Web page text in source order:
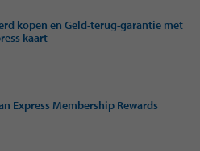
kopen en Geld-terug-garantie met
kaart
Express Membership Rewards